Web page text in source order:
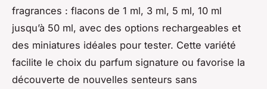
fragrances : flacons de 1 ml, 3 ml, 5 ml, 10 ml
jusqu’à 50 ml, avec des options rechargeables et
des miniatures idéales pour tester. Cette variété
facilite le choix du parfum signature ou favorise la
découverte de nouvelles senteurs sans